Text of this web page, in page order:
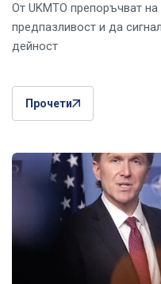
От UKMTO препоръчват
предпазливост и да
дейност
Прочети